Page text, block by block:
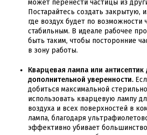
может перенести частицы из
Постарайтесь создать закрытую,
где воздух будет по возможности
стабильным. В идеале рабочее
быть таким, чтобы посторонние
в зону работы.
Кварцевая лампа или антисептик
дополнительной уверенности.
добиться максимальной
использовать кварцевую лампу
воздуха и всех поверхностей в
лампа, благодаря
эффективно убивает